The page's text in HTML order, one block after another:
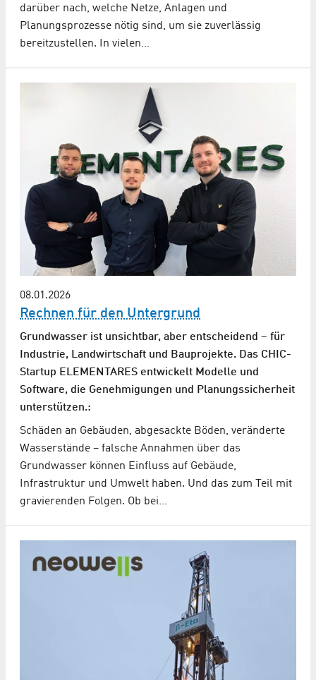
darüber nach, welche Netze, Anlagen und
Planungsprozesse nötig sind, um sie zuverlässig
bereitzustellen. In vielen…
08.01.2026
Rechnen für den Untergrund
Grundwasser ist unsichtbar, aber entscheidend – für
Industrie, Landwirtschaft und Bauprojekte. Das CHIC-
Startup ELEMENTARES entwickelt Modelle und
Software, die Genehmigungen und Planungssicherheit
unterstützen.:
Schäden an Gebäuden, abgesackte Böden, veränderte
Wasserstände – falsche Annahmen über das
Grundwasser können Einfluss auf Gebäude,
Infrastruktur und Umwelt haben. Und das zum Teil mit
gravierenden Folgen. Ob bei…